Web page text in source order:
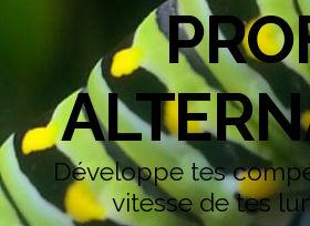
Développe tes
vitesse de tes